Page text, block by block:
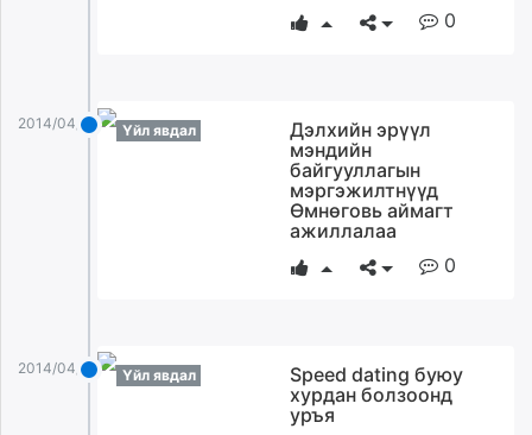
0
2014/04/28 Үйл явдал
Дэлхийн эрүүл
мэндийн
байгууллагын
мэргэжилтнүүд
Өмнөговь аймагт
ажиллалаа
0
2014/04/28 Үйл явдал
Speed dating буюу
хурдан болзоонд
уръя